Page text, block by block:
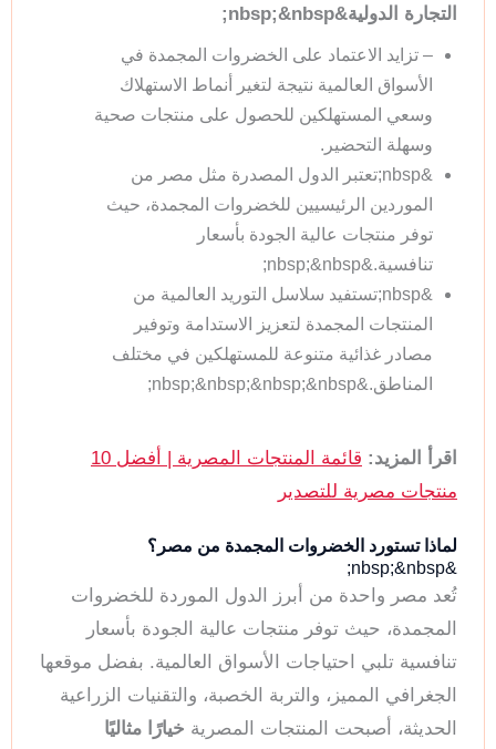
التجارة الدولية&nbsp;&nbsp;
– تزايد الاعتماد على الخضروات المجمدة في
الأسواق العالمية نتيجة لتغير أنماط الاستهلاك
وسعي المستهلكين للحصول على منتجات صحية
وسهلة التحضير.
&nbsp;تعتبر الدول المصدرة مثل مصر من
الموردين الرئيسيين للخضروات المجمدة، حيث
توفر منتجات عالية الجودة بأسعار
تنافسية.&nbsp;&nbsp;
&nbsp;تستفيد سلاسل التوريد العالمية من
المنتجات المجمدة لتعزيز الاستدامة وتوفير
مصادر غذائية متنوعة للمستهلكين في مختلف
المناطق.&nbsp;&nbsp;&nbsp;&nbsp;
اقرأ المزيد:
قائمة المنتجات المصرية | أفضل 10
منتجات مصرية للتصدير
لماذا تستورد الخضروات المجمدة من مصر؟
&nbsp;&nbsp;
تُعد مصر واحدة من أبرز الدول الموردة للخضروات
المجمدة، حيث توفر منتجات عالية الجودة بأسعار
تنافسية تلبي احتياجات الأسواق العالمية. بفضل موقعها
الجغرافي المميز، والتربة الخصبة، والتقنيات الزراعية
الحديثة، أصبحت المنتجات المصرية خيارًا مثاليًا